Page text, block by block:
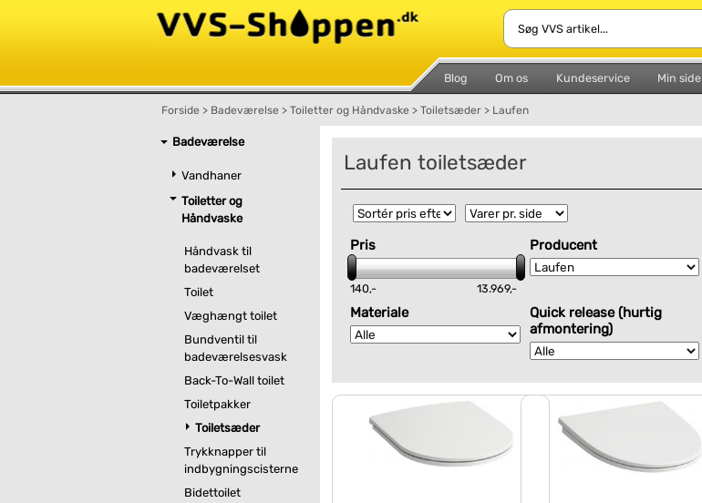
Blog Om os Kundeservice Min side
Forside > Badeværelse > Toiletter og Håndvaske > Toiletsæder > Laufen
Badeværelse
Vandhaner
Toiletter og
Håndvaske
Håndvask til
badeværelset
Toilet
Væghængt toilet
Bundventil til
badeværelsesvask
Back-To-Wall toilet
Toiletpakker
Toiletsæder
Trykknapper til
indbygningscisterne
Bidettoilet
Laufen toiletsæder
Pris
140,- 13.969,-
Producent
Materiale
Quick release (hurtig
afmontering)